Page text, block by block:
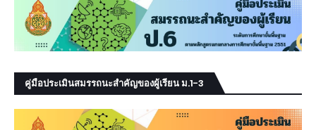
คู่มือประเมินสมรรถนะสำคัญของผู้เรียน ม.1-3